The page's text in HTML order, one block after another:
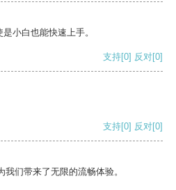
小白也能快速上手。
支持[0] 反对[0]
支持[0] 反对[0]
们带来了无限的流畅体验。